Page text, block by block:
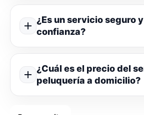
¿Es un servicio seguro
confianza?
¿Cuál es el precio del
peluquería a domicilio?